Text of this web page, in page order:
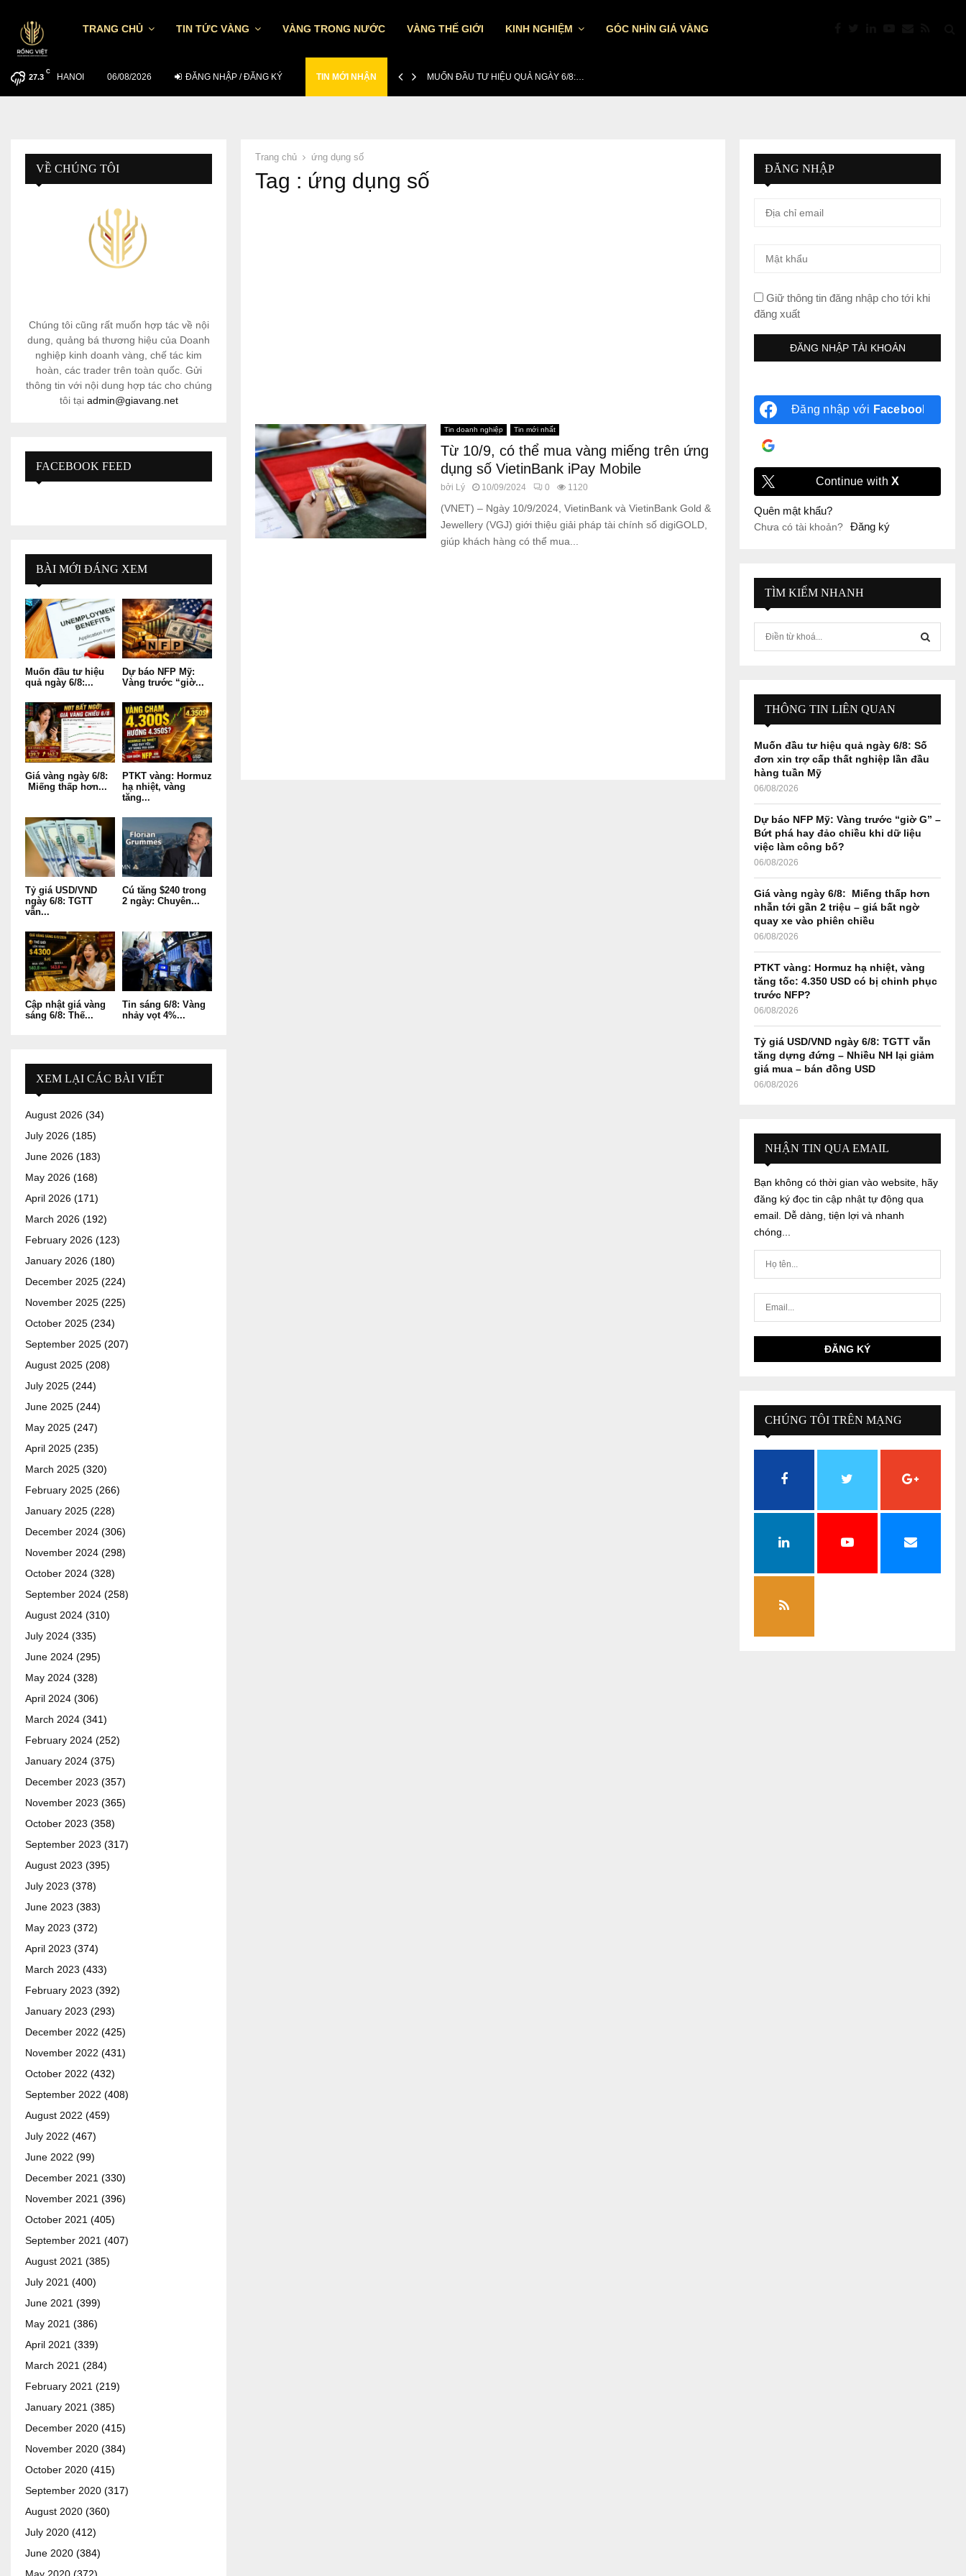
TRANG CHỦ TIN TỨC VÀNG VÀNG TRONG NƯỚC VÀNG THẾ GIỚI KINH NGHIỆM GÓC NHÌN GIÁ VÀNG
27.3
C
HANOI 06/08/2026 ĐĂNG NHẬP / ĐĂNG KÝ TIN MỚI NHẬN
MUỐN ĐẦU TƯ HIỆU QUẢ NGÀY 5/8… MUỐN ĐẦU TƯ HIỆU QUẢ NGÀY 6/8:…
Trang chủ ứng dụng số
Tag : ứng dụng số
Tin doanh nghiệp Tin mới nhất
Từ 10/9, có thể mua vàng miếng trên ứng
dụng số VietinBank iPay Mobile
bởi Lý 10/09/2024 0 1120
(VNET) – Ngày 10/9/2024, VietinBank và VietinBank Gold &
Jewellery (VGJ) giới thiệu giải pháp tài chính số digiGOLD,
giúp khách hàng có thể mua...
VỀ CHÚNG TÔI
Chúng tôi cũng rất muốn hợp tác về nội
dung, quảng bá thương hiệu của Doanh
nghiệp kinh doanh vàng, chế tác kim
hoàn, các trader trên toàn quốc. Gửi
thông tin với nội dung hợp tác cho chúng
tôi tại admin@giavang.net
FACEBOOK FEED
BÀI MỚI ĐÁNG XEM
Muốn đầu tư hiệu
quả ngày 6/8:...
Dự báo NFP Mỹ:
Vàng trước “giờ...
Giá vàng ngày 6/8:
Miếng thấp hơn...
PTKT vàng: Hormuz
hạ nhiệt, vàng
tăng...
Tỷ giá USD/VND
ngày 6/8: TGTT
vẫn...
Cú tăng $240 trong
2 ngày: Chuyên...
Cập nhật giá vàng
sáng 6/8: Thế...
Tin sáng 6/8: Vàng
nhảy vọt 4%...
XEM LẠI CÁC BÀI VIẾT
August 2026 (34)
July 2026 (185)
June 2026 (183)
May 2026 (168)
April 2026 (171)
March 2026 (192)
February 2026 (123)
January 2026 (180)
December 2025 (224)
November 2025 (225)
October 2025 (234)
September 2025 (207)
August 2025 (208)
July 2025 (244)
June 2025 (244)
May 2025 (247)
April 2025 (235)
March 2025 (320)
February 2025 (266)
January 2025 (228)
December 2024 (306)
November 2024 (298)
October 2024 (328)
September 2024 (258)
August 2024 (310)
July 2024 (335)
June 2024 (295)
May 2024 (328)
April 2024 (306)
March 2024 (341)
February 2024 (252)
January 2024 (375)
December 2023 (357)
November 2023 (365)
October 2023 (358)
September 2023 (317)
August 2023 (395)
July 2023 (378)
June 2023 (383)
May 2023 (372)
April 2023 (374)
March 2023 (433)
February 2023 (392)
January 2023 (293)
December 2022 (425)
November 2022 (431)
October 2022 (432)
September 2022 (408)
August 2022 (459)
July 2022 (467)
June 2022 (99)
December 2021 (330)
November 2021 (396)
October 2021 (405)
September 2021 (407)
August 2021 (385)
July 2021 (400)
June 2021 (399)
May 2021 (386)
April 2021 (339)
March 2021 (284)
February 2021 (219)
January 2021 (385)
December 2020 (415)
November 2020 (384)
October 2020 (415)
September 2020 (317)
August 2020 (360)
July 2020 (412)
June 2020 (384)
ĐĂNG NHẬP
Giữ thông tin đăng nhập cho tới khi
đăng xuất
Đăng nhập với Facebook
Continue withX
Quên mật khẩu?
Chưa có tài khoản? Đăng ký
TÌM KIẾM NHANH
r
:
E
A
R
THÔNG TIN LIÊN QUAN
Muốn đầu tư hiệu quả ngày 6/8: Số
đơn xin trợ cấp thất nghiệp lần đầu
hàng tuần Mỹ
06/08/2026
Dự báo NFP Mỹ: Vàng trước “giờ G” –
Bứt phá hay đảo chiều khi dữ liệu
việc làm công bố?
06/08/2026
Giá vàng ngày 6/8: Miếng thấp hơn
nhẫn tới gần 2 triệu – giá bất ngờ
quay xe vào phiên chiều
06/08/2026
PTKT vàng: Hormuz hạ nhiệt, vàng
tăng tốc: 4.350 USD có bị chinh phục
trước NFP?
06/08/2026
Tỷ giá USD/VND ngày 6/8: TGTT vẫn
tăng dựng đứng – Nhiều NH lại giảm
giá mua – bán đồng USD
06/08/2026
NHẬN TIN QUA EMAIL
Bạn không có thời gian vào website, hãy
đăng ký đọc tin cập nhật tự động qua
email. Dễ dàng, tiện lợi và nhanh
chóng...
CHÚNG TÔI TRÊN MẠNG
XÃ HỘI